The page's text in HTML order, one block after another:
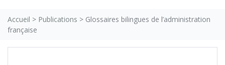
Accueil > Publications > Glossaires bilingues de l’administration
française